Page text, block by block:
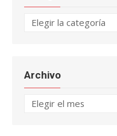
Categorías
Archivo
Archivo